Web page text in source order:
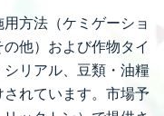
方法（ケミゲーショ
他）および作物タイ
リアル、豆類・油糧
れています。市場予